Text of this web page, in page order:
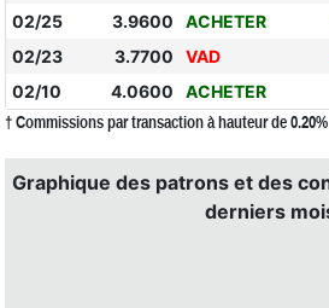
02/25
3.9600 ACHETER
02/23
3.7700 VAD
02/10
4.0600 ACHETER
† Commissions par transaction à hauteur de
Graphique des patrons et des
derniers